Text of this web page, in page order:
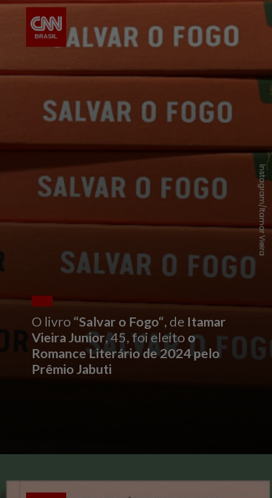
O livro “Salvar o Fogo“, de Itamar
Vieira Junior, 45, foi eleito o
Romance Literário de 2024 pelo
Prêmio Jabuti
Instagram/Itamar Vieira